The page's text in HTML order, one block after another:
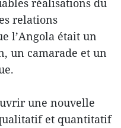
réalisations du
relations
l’Angola était un
un camarade et un
une nouvelle
et quantitatif